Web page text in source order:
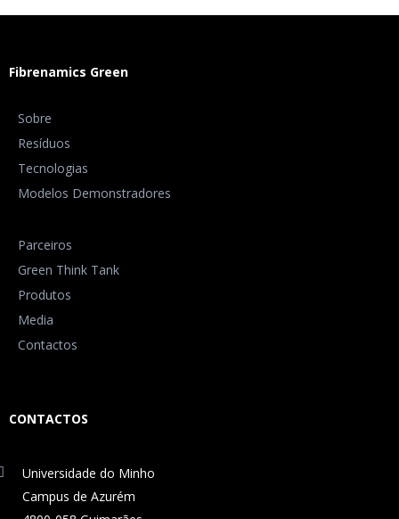
Fibrenamics Green
Sobre
Resíduos
Tecnologias
Modelos Demonstradores
Parceiros
Green Think Tank
Produtos
Media
Contactos
CONTACTOS
Universidade do Minho
Campus de Azurém